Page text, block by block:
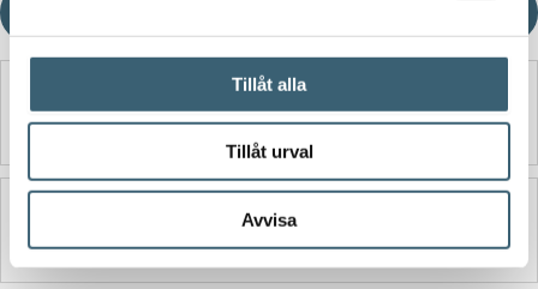
Tillåt alla
Tillåt urval
Avvisa
Detaljerad beskrivning
Ytterligare information